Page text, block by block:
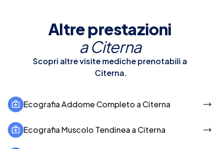
Altre prestazioni
aCiterna
Scopri altre visite mediche prenotabili a
Citerna.
Ecografia Addome Completo a Citerna
Ecografia Muscolo Tendinea a Citerna